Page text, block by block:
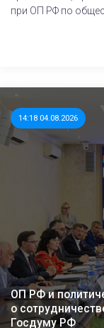
при ОП РФ по
14:18 04.08.2026
ОП РФ и
о
Госдуму РФ